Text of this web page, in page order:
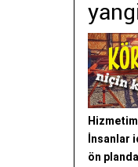
İnsanlar
ön